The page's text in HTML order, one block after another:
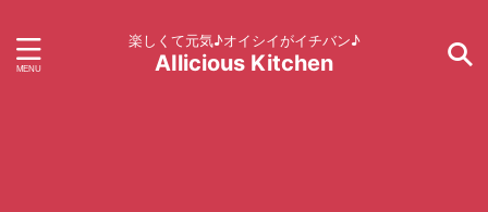
楽しくて元気♪オイシイがイチバン♪
AIlicious Kitchen